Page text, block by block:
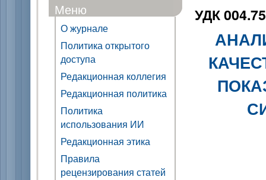
Меню
О журнале
Политика открытого
доступа
Редакционная коллегия
Редакционная политика
Политика
использования ИИ
Редакционная этика
Правила
рецензирования статей
УДК